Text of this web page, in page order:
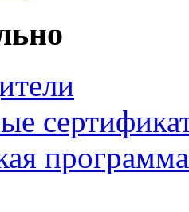
программа